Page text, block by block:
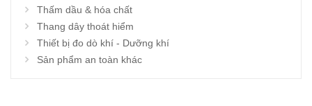
Thấm dầu & hóa chất
Thang dây thoát hiểm
Thiết bị đo dò khí - Dưỡng khí
Sản phẩm an toàn khác